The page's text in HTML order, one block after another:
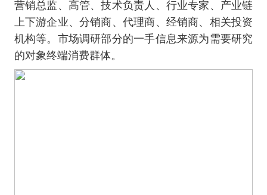
营销总监、高管、技术负责人、行业专家、产业链
上下游企业、分销商、代理商、经销商、相关投资
机构等。市场调研部分的一手信息来源为需要研究
的对象终端消费群体。